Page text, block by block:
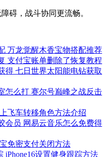
碍，战斗协同更流畅。
万龙觉醒木香宝物搭配推荐
支付宝账单删除了恢复教程
得 七日世界太阳能电钻获取
怎么打 赛尔号巅峰之战反击
飞车转移角色方法介绍
会员 网易云音乐怎么免费得
免密支付关闭方法
iPhone16设置健身跟踪方法